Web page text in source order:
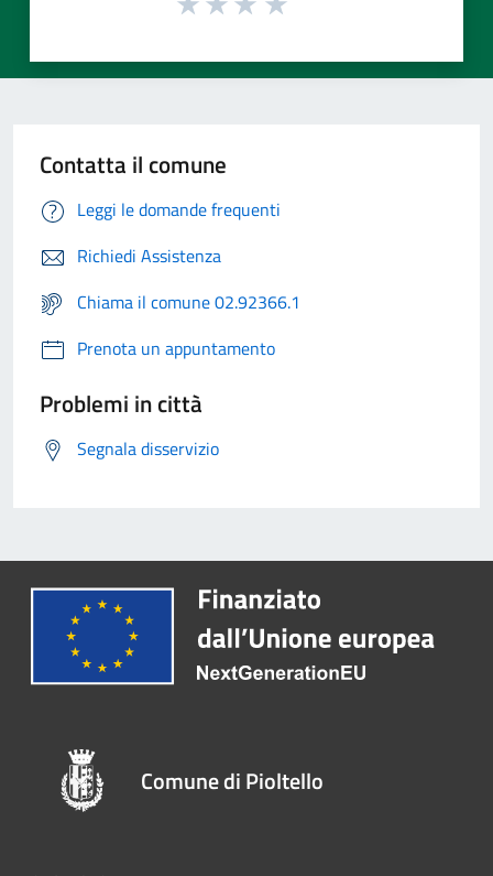
Contatta il comune
Leggi le domande frequenti
Richiedi Assistenza
Chiama il comune 02.92366.1
Prenota un appuntamento
Problemi in città
Segnala disservizio
Comune di Pioltello